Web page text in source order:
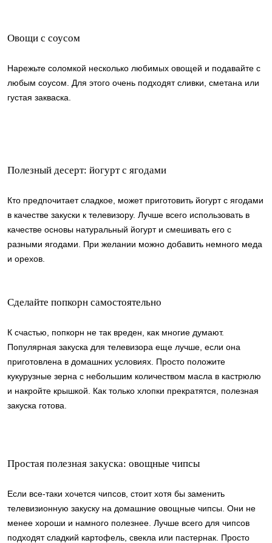
Овощи с соусом
Нарежьте соломкой несколько любимых овощей и подавайте с
любым соусом. Для этого очень подходят сливки, сметана или
густая закваска.
Полезный десерт: йогурт с ягодами
Кто предпочитает сладкое, может приготовить йогурт с ягодами
в качестве закуски к телевизору. Лучше всего использовать в
качестве основы натуральный йогурт и смешивать его с
разными ягодами. При желании можно добавить немного меда
и орехов.
Сделайте попкорн самостоятельно
К счастью, попкорн не так вреден, как многие думают.
Популярная закуска для телевизора еще лучше, если она
приготовлена в домашних условиях. Просто положите
кукурузные зерна с небольшим количеством масла в кастрюлю
и накройте крышкой. Как только хлопки прекратятся, полезная
закуска готова.
Простая полезная закуска: овощные чипсы
Если все-таки хочется чипсов, стоит хотя бы заменить
телевизионную закуску на домашние овощные чипсы. Они не
менее хороши и намного полезнее. Лучше всего для чипсов
подходят сладкий картофель, свекла или пастернак. Просто